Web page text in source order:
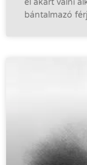
el akart válni
bántalmazó